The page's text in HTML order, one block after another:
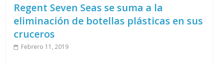
Regent Seven Seas se suma a la
eliminación de botellas plásticas en sus
cruceros
Febrero 11, 2019